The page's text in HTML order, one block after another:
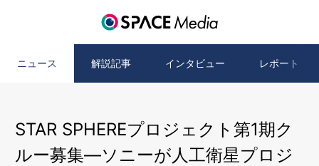
ニュース 解説記事 インタビュー レポート
STAR SPHEREプロジェクト第1期ク
ルー募集―ソニーが人工衛星プロジ